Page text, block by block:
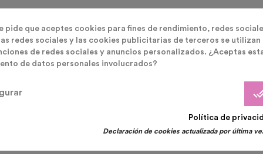
cuando se ha añadido una bombona de helio a nuestro carrito, para que la agencia
- Precio 5,90 euros hasta 65 euros.
eligen y repiten
pide que aceptes cookies para fines de rendimiento, redes
redes sociales y las cookies publicitarias de terceros se utilizan
de redes sociales y anuncios personalizados. ¿Aceptas
de datos personales involucrados?
Política de
Declaración de cookies actualizada por última